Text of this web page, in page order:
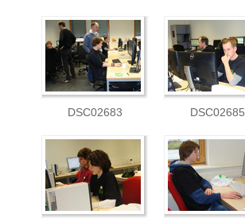
DSC02683 DSC02685